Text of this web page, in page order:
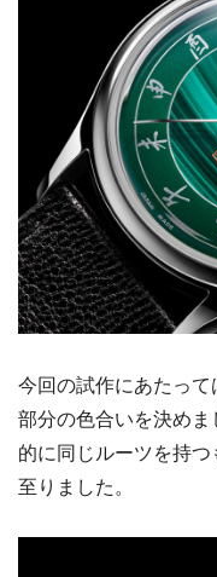
今回の試作にあたっ
部分の色合いを決め
的に同じルーツを持
至りました。